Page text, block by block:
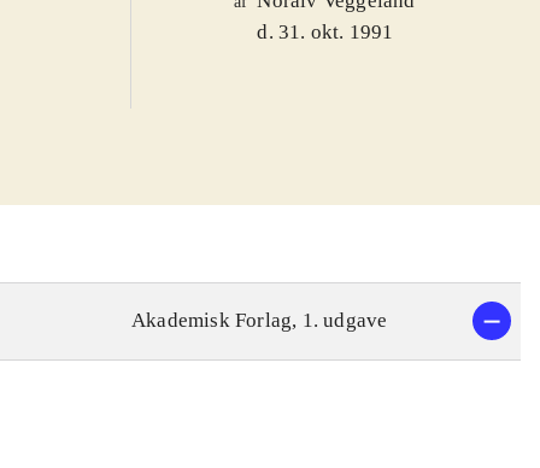
d. 31. okt. 1991
Akademisk Forlag, 1. udgave